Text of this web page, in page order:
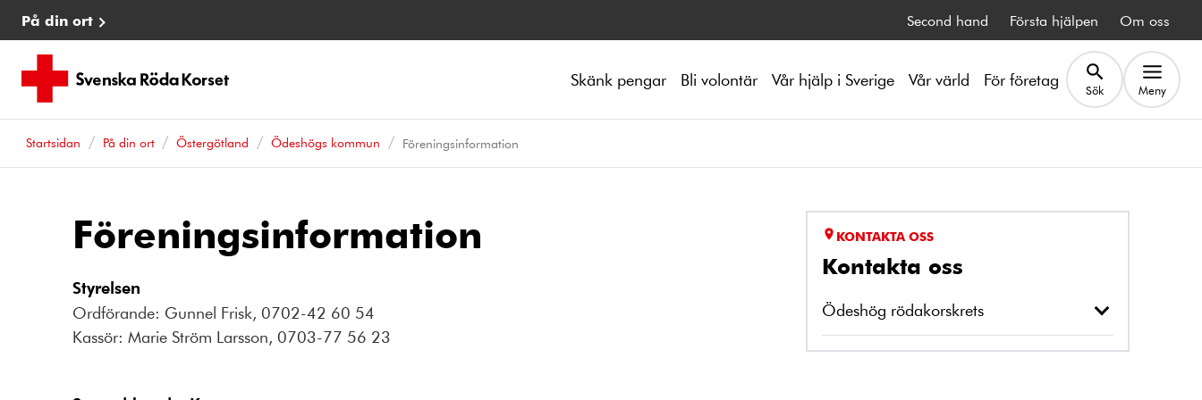
På din ort Second hand Första hjälpen Om oss
Skänk pengar Bli volontär Vår hjälp i Sverige Vår värld För företag Sök Meny
Startsidan På din ort Östergötland Ödeshögs kommun Föreningsinformation
Föreningsinformation
Styrelsen
Ordförande: Gunnel Frisk, 0702-42 60 54
Kassör: Marie Ström Larsson, 0703-77 56 23
KONTAKTA OSS
Kontakta oss
Ödeshög rödakorskrets